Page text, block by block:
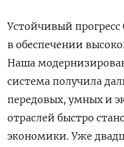
Устойчивый прогресс
в обеспечении
Наша
система получила
передовых, умных и
отраслей быстро
экономики. Уже